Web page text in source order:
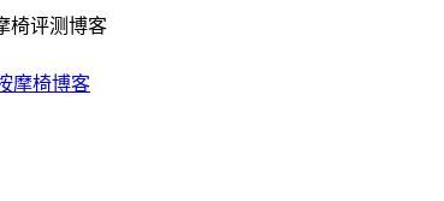
椅评测博客